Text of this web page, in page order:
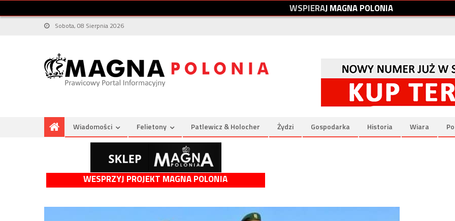
WSPIERAJMAGNAPOLONIA
Sobota, 08 Sierpnia 2026
Wiadomości Felietony Patlewicz & Holocher Żydzi Gospodarka Historia Wiara
WESPRZYJ PROJEKT MAGNA POLONIA